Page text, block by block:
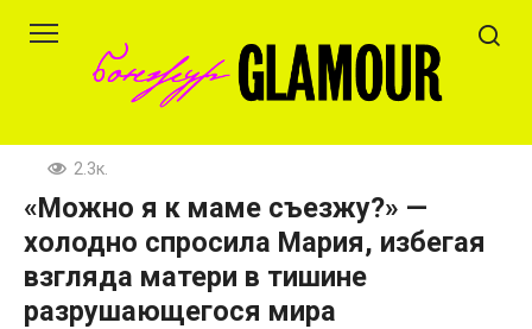
2.3к.
«Можно я к маме съезжу?» —
холодно спросила Мария, избегая
взгляда матери в тишине
разрушающегося мира